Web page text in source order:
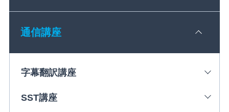
通信講座
字幕翻訳講座
SST講座